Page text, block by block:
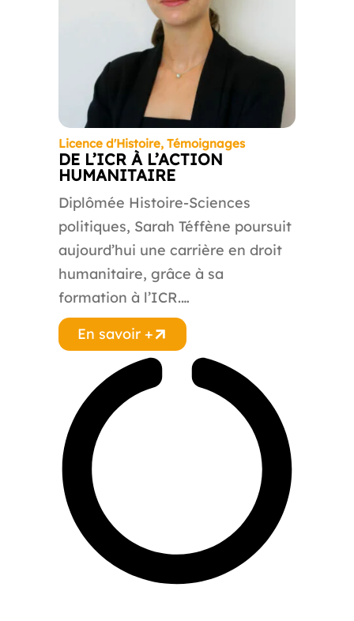
Licence d'Histoire, Témoignages
DE L’ICR À L’ACTION
HUMANITAIRE
Diplômée Histoire-Sciences
politiques, Sarah Téffène poursuit
aujourd’hui une carrière en droit
humanitaire, grâce à sa
formation à l’ICR.…
En savoir +